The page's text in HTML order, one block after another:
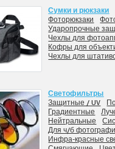
Сумки и рюкзаки
Фоторюкзаки
Ударопрочные
Чехлы для
Кофры для
Чехлы для
Светофильтры
Защитные / UV
Градиентные
Нейтральные
Для ч/б
Инфра-красные